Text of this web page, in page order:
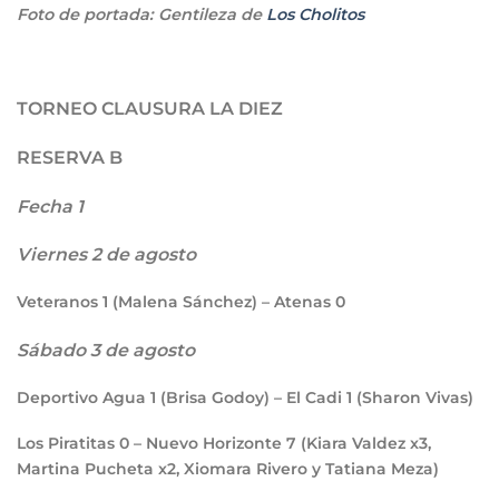
Foto de portada: Gentileza de Los Cholitos
TORNEO CLAUSURA LA DIEZ
RESERVA B
Fecha 1
Viernes 2 de agosto
Veteranos 1 (Malena Sánchez) – Atenas 0
Sábado 3 de agosto
Deportivo Agua 1 (Brisa Godoy) – El Cadi 1 (Sharon Vivas)
Los Piratitas 0 – Nuevo Horizonte 7 (Kiara Valdez x3,
Martina Pucheta x2, Xiomara Rivero y Tatiana Meza)